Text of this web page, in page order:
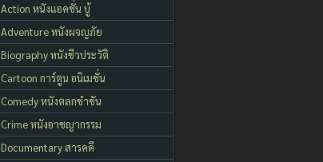
Action หนังแอคชั่น บู้
Adventure หนังผจญภัย
Biography หนังชีวประวัติ
Cartoon การ์ตูน อนิเมชั่น
Comedy หนังตลกขำขัน
Crime หนังอาชญากรรม
Documentary สารคดี